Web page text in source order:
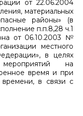
от 22.06.2004
материальных
районы» (в
п.п.8,28 ч.1
от 06.10.2003 №
местного
в целях
мероприятий на
время и при
времени, в связи с